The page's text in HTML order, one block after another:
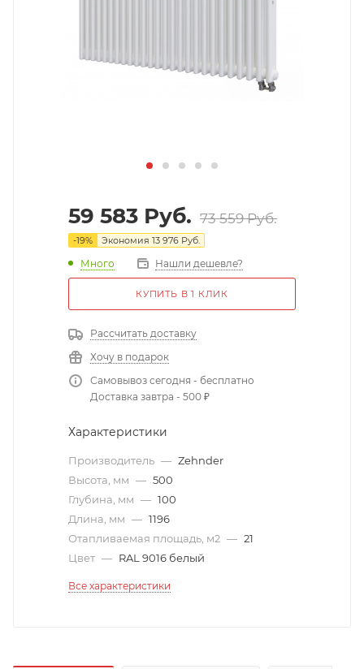
59 583 Руб. 73 559Руб.
-19% Экономия 13 976 Руб.
Много Нашли дешевле?
КУПИТЬ В 1 КЛИК
Рассчитать доставку
Хочу в подарок
Самовывоз сегодня - бесплатно
Доставка завтра - 500 ₽
Характеристики
Производитель — Zehnder
Высота, мм — 500
Глубина, мм — 100
Длина, мм — 1196
Отапливаемая площадь, м2 — 21
Цвет — RAL 9016 белый
Все характеристики